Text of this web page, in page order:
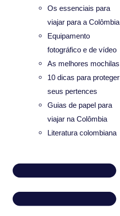
Os essenciais para
viajar para a Colômbia
Equipamento
fotográfico e de vídeo
As melhores mochilas
10 dicas para proteger
seus pertences
Guias de papel para
viajar na Colômbia
Literatura colombiana